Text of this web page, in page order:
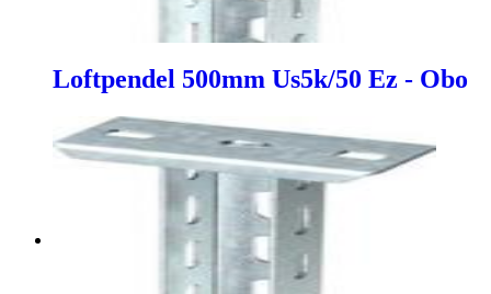
Loftpendel 500mm Us5k/50 Ez - Obo